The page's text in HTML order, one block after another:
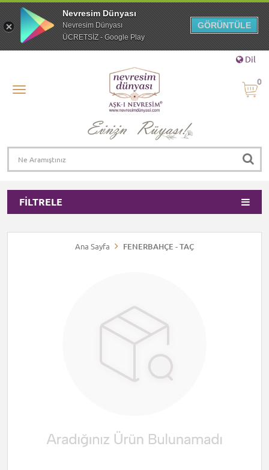
Dil
0
FILTRELE
Ana Sayfa FENERBAHÇE - TAÇ
Nevresim Dünyası
Nevresim Dünyası
ÜCRETSİZ - Google Play
GÖRÜNTÜLE